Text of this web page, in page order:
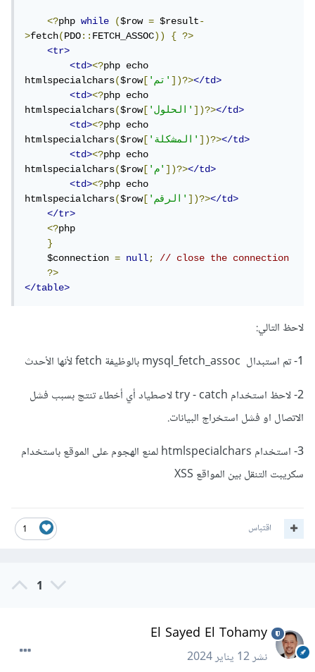
<?php while ($row = $result-
>fetch(PDO::FETCH_ASSOC)) {
?>
<tr>
<td><?php echo
htmlspecialchars($row[ 'تم'])?></td>
<td><?php echo
htmlspecialchars($row[ 'الحلول'])?></td>
<td><?php echo
htmlspecialchars($row[ 'المشكلة'])?></td>
<td><?php echo
htmlspecialchars($row[ 'م'])?></td>
<td><?php echo
htmlspecialchars($row[ 'الرقم'])?></td>
</tr>
<?php
}
    $connection
= null;
// close the connection
?>
</table>
لاحظ التالي:
1- تم استبدال mysql_fetch_assoc بالوظيفة fetch لأنها الأحدث
2- لاحظ استخدام try - catch لاصطياد أي أخطاء تنتج بسبب فشل
الاتصال او فشل استخراج البيانات.
3- استخدام htmlspecialchars لمنع الهجوم على الموقع باستخدام
سكريبت التنقل بين المواقع XSS
1 اقتباس
1
El Sayed El Tohamy
نشر12 يناير 2024